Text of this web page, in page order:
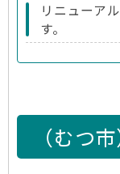
リニューア
す。
（むつ